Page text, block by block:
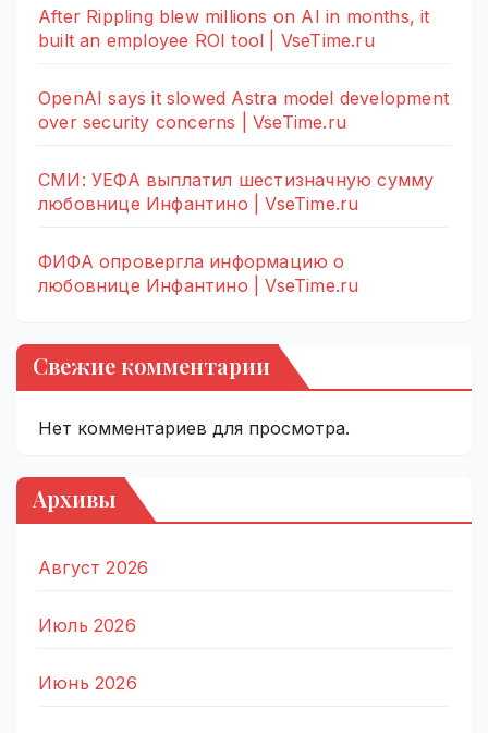
After Rippling blew millions on AI in months, it
built an employee ROI tool | VseTime.ru
OpenAI says it slowed Astra model development
over security concerns | VseTime.ru
СМИ: УЕФА выплатил шестизначную сумму
любовнице Инфантино | VseTime.ru
ФИФА опровергла информацию о
любовнице Инфантино | VseTime.ru
Свежие комментарии
Нет комментариев для просмотра.
Архивы
Август 2026
Июль 2026
Июнь 2026